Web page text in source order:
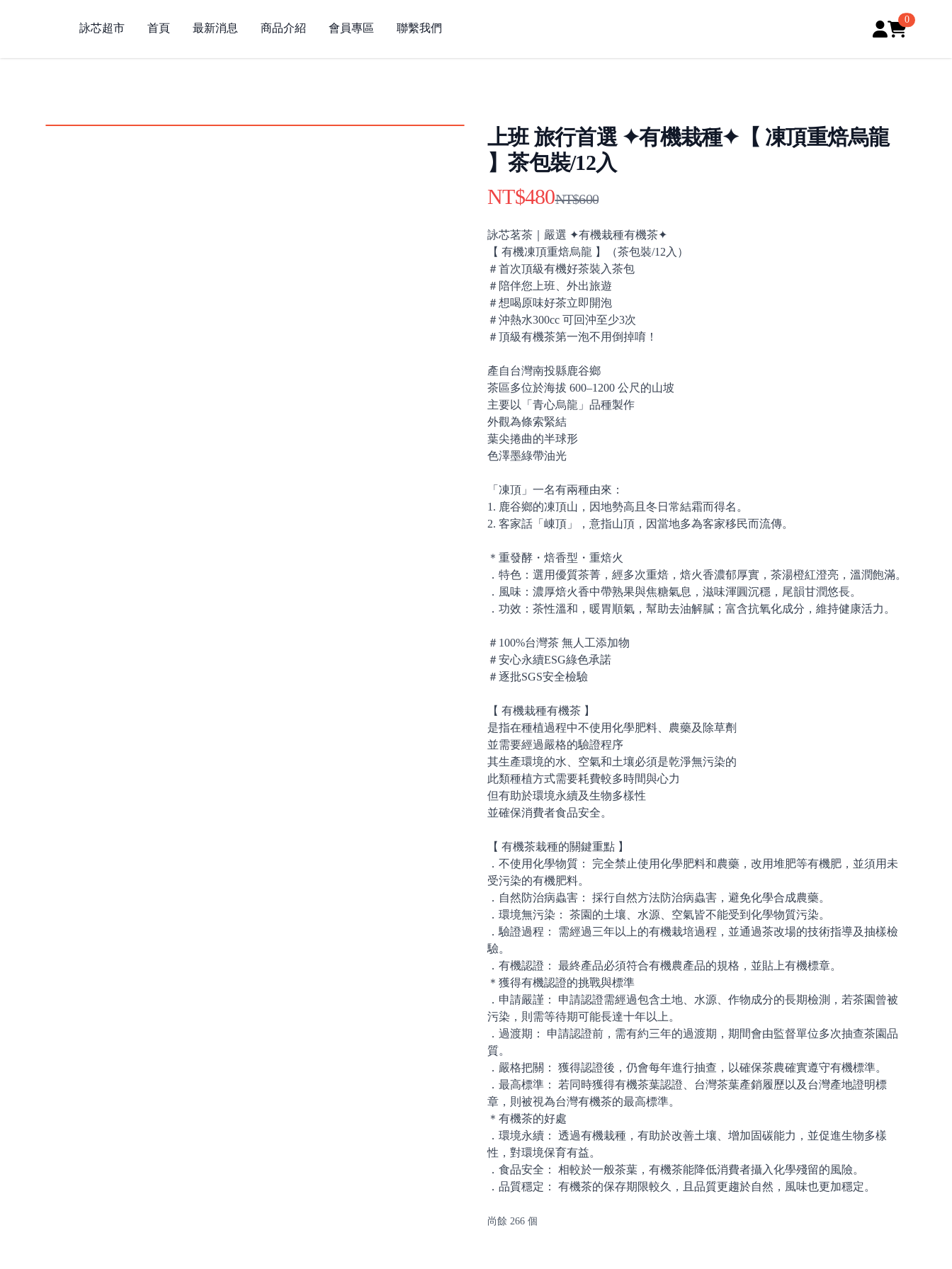
詠芯茗茶｜用心嚴選
詠芯超市 首頁 最新消息 商品介紹 會員專區 聯繫我們
0
上班 旅行首選 ✦有機栽種✦【 凍頂重焙烏龍
】茶包裝/12入
Product information
NT$480NT$600
Description
詠芯茗茶｜嚴選 ✦有機栽種有機茶✦
【 有機凍頂重焙烏龍 】（茶包裝/12入）
＃首次頂級有機好茶裝入茶包
＃陪伴您上班、外出旅遊
＃想喝原味好茶立即開泡
＃沖熱水300cc 可回沖至少3次
＃頂級有機茶第一泡不用倒掉唷！
產自台灣南投縣鹿谷鄉
茶區多位於海拔 600–1200 公尺的山坡
主要以「青心烏龍」品種製作
外觀為條索緊結
葉尖捲曲的半球形
色澤墨綠帶油光
「凍頂」一名有兩種由來：
1. 鹿谷鄉的凍頂山，因地勢高且冬日常結霜而得名。
2. 客家話「崠頂」，意指山頂，因當地多為客家移民而流傳。
＊重發酵・焙香型・重焙火
．特色：選用優質茶菁，經多次重焙，焙火香濃郁厚實，茶湯橙紅澄亮，溫潤飽滿。
．風味：濃厚焙火香中帶熟果與焦糖氣息，滋味渾圓沉穩，尾韻甘潤悠長。
．功效：茶性溫和，暖胃順氣，幫助去油解膩；富含抗氧化成分，維持健康活力。
＃100%台灣茶 無人工添加物
＃安心永續ESG綠色承諾
＃逐批SGS安全檢驗
【 有機栽種有機茶 】
是指在種植過程中不使用化學肥料、農藥及除草劑
並需要經過嚴格的驗證程序
其生產環境的水、空氣和土壤必須是乾淨無污染的
此類種植方式需要耗費較多時間與心力
但有助於環境永續及生物多樣性
並確保消費者食品安全。
【 有機茶栽種的關鍵重點 】
．不使用化學物質： 完全禁止使用化學肥料和農藥，改用堆肥等有機肥，並須用未
受污染的有機肥料。
．自然防治病蟲害： 採行自然方法防治病蟲害，避免化學合成農藥。
．環境無污染： 茶園的土壤、水源、空氣皆不能受到化學物質污染。
．驗證過程： 需經過三年以上的有機栽培過程，並通過茶改場的技術指導及抽樣檢
驗。
．有機認證： 最終產品必須符合有機農產品的規格，並貼上有機標章。
＊獲得有機認證的挑戰與標準
．申請嚴謹： 申請認證需經過包含土地、水源、作物成分的長期檢測，若茶園曾被
污染，則需等待期可能長達十年以上。
．過渡期： 申請認證前，需有約三年的過渡期，期間會由監督單位多次抽查茶園品
質。
．嚴格把關： 獲得認證後，仍會每年進行抽查，以確保茶農確實遵守有機標準。
．最高標準： 若同時獲得有機茶葉認證、台灣茶葉產銷履歷以及台灣產地證明標
章，則被視為台灣有機茶的最高標準。
＊有機茶的好處
．環境永續： 透過有機栽種，有助於改善土壤、增加固碳能力，並促進生物多樣
性，對環境保育有益。
．食品安全： 相較於一般茶葉，有機茶能降低消費者攝入化學殘留的風險。
．品質穩定： 有機茶的保存期限較久，且品質更趨於自然，風味也更加穩定。
尚餘 266 個